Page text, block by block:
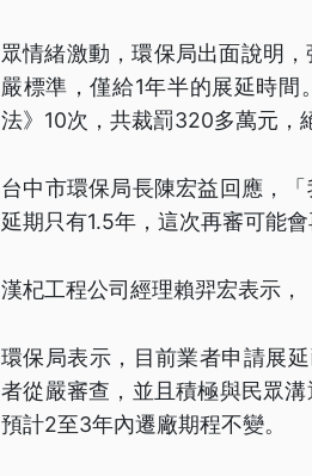
眾情緒激動，環保局出面說明
嚴標準，僅給1年半的展延時
法》10次，共裁罰320多萬元，
台中市環保局長陳宏益回應，
延期只有1.5年，這次再審可能
漢杞工程公司經理賴羿宏表示，
環保局表示，目前業者申請展
者從嚴審查，並且積極與民眾
預計2至3年內遷廠期程不變。